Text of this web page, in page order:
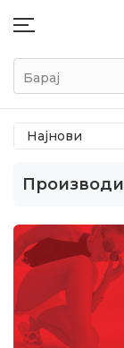
Барај
Производи